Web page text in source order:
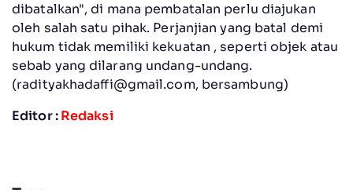
dibatalkan", di mana pembatalan perlu diajukan
oleh salah satu pihak. Perjanjian yang batal demi
hukum tidak memiliki kekuatan , seperti objek atau
sebab yang dilarang undang-undang.
(radityakhadaffi@gmail.com, bersambung)
Editor :Redaksi